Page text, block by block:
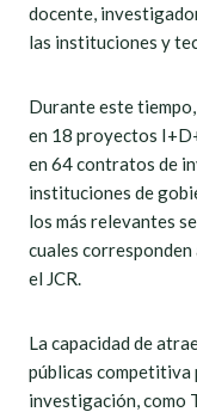
docente,
las instituciones y
Durante este
en 18 proyectos
en 64 contratos de
instituciones de
los más relevantes
cuales
el JCR.
La capacidad de
públicas
investigación, como